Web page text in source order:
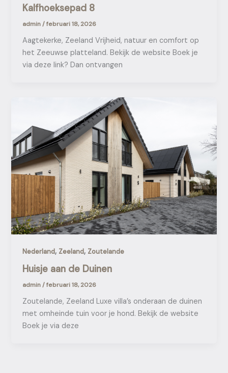
Kalfhoeksepad 8
admin/februari 18, 2026
Aagtekerke, Zeeland Vrijheid, natuur en comfort op
het Zeeuwse platteland. Bekijk de website Boek je
via deze link? Dan ontvangen
Nederland, Zeeland, Zoutelande
Huisje aan de Duinen
admin/februari 18, 2026
Zoutelande, Zeeland Luxe villa’s onderaan de duinen
met omheinde tuin voor je hond. Bekijk de website
Boek je via deze